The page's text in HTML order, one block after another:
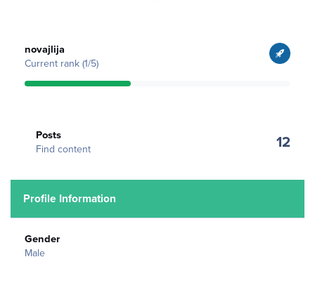
novajlija
Current rank (1/5)
Posts
Find content
12
Profile Information
Gender
Male